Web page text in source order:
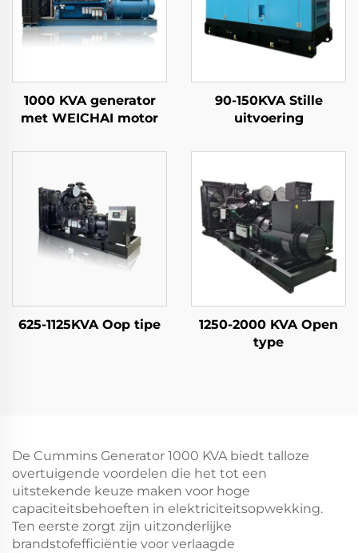
1000 KVA generator
met WEICHAI motor
90-150KVA Stille
uitvoering
625-1125KVA Oop tipe
1250-2000 KVA Open
type
De Cummins Generator 1000 KVA biedt talloze
overtuigende voordelen die het tot een
uitstekende keuze maken voor hoge
capaciteitsbehoeften in elektriciteitsopwekking.
Ten eerste zorgt zijn uitzonderlijke
brandstofefficiëntie voor verlaagde